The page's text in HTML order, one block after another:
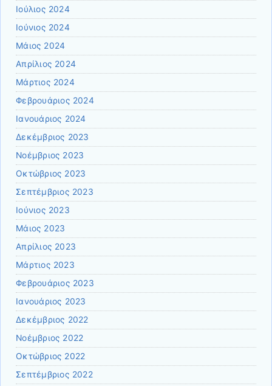
Ιούλιος 2024
Ιούνιος 2024
Μάιος 2024
Απρίλιος 2024
Μάρτιος 2024
Φεβρουάριος 2024
Ιανουάριος 2024
Δεκέμβριος 2023
Νοέμβριος 2023
Οκτώβριος 2023
Σεπτέμβριος 2023
Ιούνιος 2023
Μάιος 2023
Απρίλιος 2023
Μάρτιος 2023
Φεβρουάριος 2023
Ιανουάριος 2023
Δεκέμβριος 2022
Νοέμβριος 2022
Οκτώβριος 2022
Σεπτέμβριος 2022